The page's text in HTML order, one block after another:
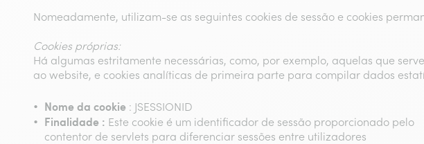
Nomeadamente, utilizam-se as seguintes cookies de sessão e cookies
Cookies próprias:
Há algumas estritamente necessárias, como, por exemplo, aquelas que
ao website, e cookies analíticas de primeira parte para compilar dados
Nome da cookie : JSESSIONID
Finalidade : Este cookie é um identificador de sessão proporcionado pelo
contentor de servlets para diferenciar sessões entre utilizadores